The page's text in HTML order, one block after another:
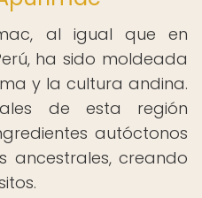
al igual que en
ha sido moldeada
y la cultura andina.
de esta región
autóctonos
ancestrales, creando